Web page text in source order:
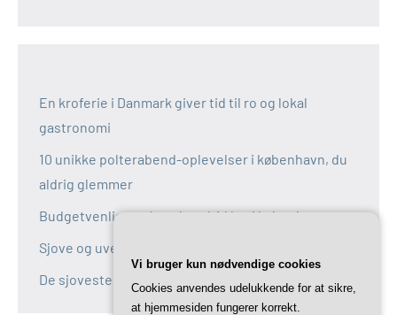
En kroferie i Danmark giver tid til ro og lokal
gastronomi
10 unikke polterabend-oplevelser i københavn, du
aldrig glemmer
Budgetvenlige polterabend-idéer i københavn
Sjove og uventede polterabend-idéer i københavn
De sjoveste aktiviteter til polterabend i københavn
Vi bruger kun nødvendige cookies
Cookies anvendes udelukkende for at sikre,
at hjemmesiden fungerer korrekt.